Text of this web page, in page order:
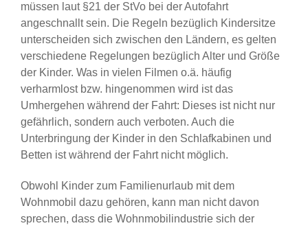
müssen laut §21 der StVo bei der Autofahrt
angeschnallt sein. Die Regeln bezüglich Kindersitze
unterscheiden sich zwischen den Ländern, es gelten
verschiedene Regelungen bezüglich Alter und Größe
der Kinder. Was in vielen Filmen o.ä. häufig
verharmlost bzw. hingenommen wird ist das
Umhergehen während der Fahrt: Dieses ist nicht nur
gefährlich, sondern auch verboten. Auch die
Unterbringung der Kinder in den Schlafkabinen und
Betten ist während der Fahrt nicht möglich.
Obwohl Kinder zum Familienurlaub mit dem
Wohnmobil dazu gehören, kann man nicht davon
sprechen, dass die Wohnmobilindustrie sich der